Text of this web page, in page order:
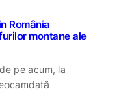
România
montane ale
pe acum, la